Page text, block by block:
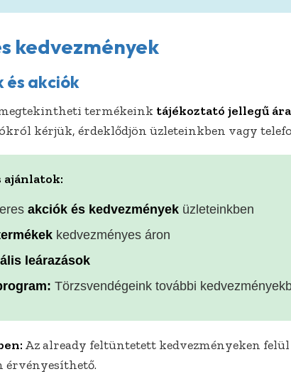
kedvezmények
és akciók
termékeink tájékoztató jellegű
kérjük, érdeklődjön üzleteinkben vagy
ajánlatok:
akciók és kedvezmények üzleteinkben
kedvezményes áron
leárazások
Törzsvendégeink további
Az already feltüntetett kedvezményeken
érvényesíthető.